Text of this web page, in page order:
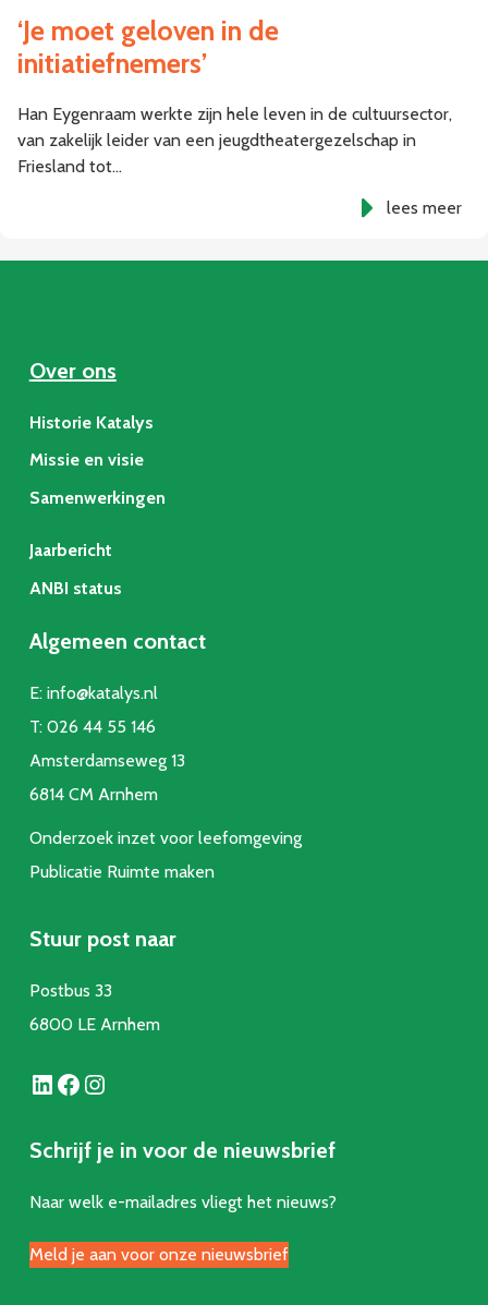
‘Je moet geloven in de
initiatiefnemers’
Han Eygenraam werkte zijn hele leven in de cultuursector,
van zakelijk leider van een jeugdtheatergezelschap in
Friesland tot…
lees meer
Over ons
Historie Katalys
Missie en visie
Samenwerkingen
Jaarbericht
ANBI status
Algemeen contact
E: info@katalys.nl
T: 026 44 55 146
Amsterdamseweg 13
6814 CM Arnhem
Onderzoek inzet voor leefomgeving
Publicatie Ruimte maken
Stuur post naar
Postbus 33
6800 LE Arnhem
LinkedIn Facebook Instagram
Schrijf je in voor de nieuwsbrief
Naar welk e-mailadres vliegt het nieuws?
Meld je aan voor onze nieuwsbrief